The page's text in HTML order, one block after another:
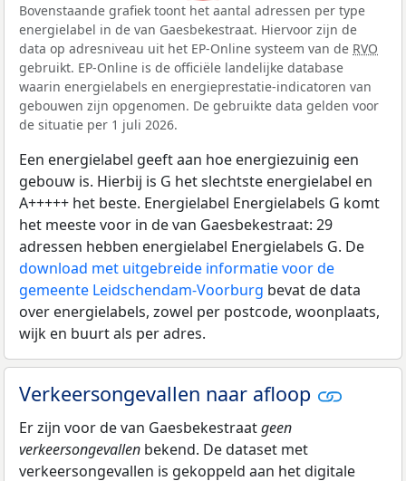
Bovenstaande grafiek toont het aantal adressen per type
energielabel in de van Gaesbekestraat. Hiervoor zijn de
data op adresniveau uit het EP-Online systeem van de RVO
gebruikt. EP-Online is de officiële landelijke database
waarin energielabels en energieprestatie-indicatoren van
gebouwen zijn opgenomen. De gebruikte data gelden voor
de situatie per 1 juli 2026.
Een energielabel geeft aan hoe energiezuinig een
gebouw is. Hierbij is G het slechtste energielabel en
A+++++ het beste. Energielabel Energielabels G komt
het meeste voor in de van Gaesbekestraat: 29
adressen hebben energielabel Energielabels G. De
download met uitgebreide informatie voor de
gemeente Leidschendam-Voorburg bevat de data
over energielabels, zowel per postcode, woonplaats,
wijk en buurt als per adres.
Verkeersongevallen naar afloop
Er zijn voor de van Gaesbekestraatgeen
verkeersongevallen bekend. De dataset met
verkeersongevallen is gekoppeld aan het digitale